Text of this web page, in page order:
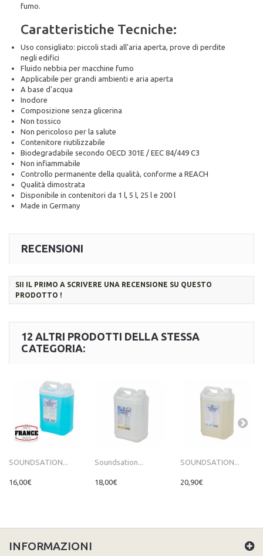
fumo.
Caratteristiche Tecniche:
Uso consigliato: piccoli stadi all'aria aperta, prove di perdite
negli edifici
Fluido nebbia per macchine fumo
Applicabile per grandi ambienti e aria aperta
A base d'acqua
Inodore
Composizione senza glicerina
Non tossico
Non pericoloso per la salute
Contenitore riutilizzabile
Biodegradabile secondo OECD 301E / EEC 84/449 C3
Non infiammabile
Controllo permanente della qualità, conforme a REACH
Qualità dimostrata
Disponibile in contenitori da 1 l, 5 l, 25 l e 200 l
Made in Germany
RECENSIONI
SII IL PRIMO A SCRIVERE UNA RECENSIONE SU QUESTO
PRODOTTO !
12 ALTRI PRODOTTI DELLA STESSA
CATEGORIA:
SOUNDSATION...
16,00€
Soundsation...
18,00€
SOUNDSATION...
20,90€
INFORMAZIONI